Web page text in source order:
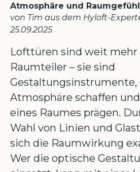
Atmosphäre und
von Tim aus dem Hyloft-
25.09.2025
Lofttüren sind weit mehr
Raumteiler – sie sind
Gestaltungsinstrumente,
Atmosphäre schaffen
eines Raumes prägen.
Wahl von Linien und
sich die Raumwirkung
Wer die optische